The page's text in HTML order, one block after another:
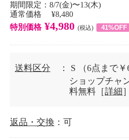
期間限定：8/7(金)〜13(木)
通常価格 ¥8,480
特別価格 ¥4,980 (税込) 41%OFF
送料区分 ： S
（6点まで￥
ショップチャ
料無料［詳細 ］
返品・交換 ：可